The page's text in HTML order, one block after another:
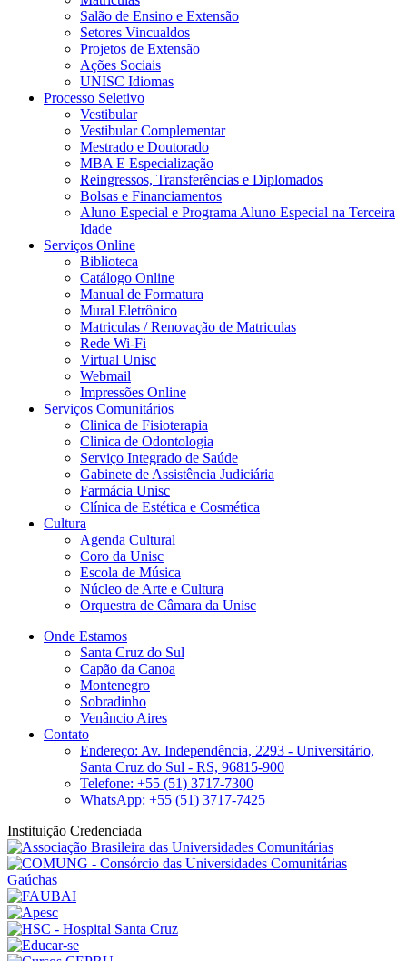
Salão de Ensino e Extensão
Setores Vincualdos
Projetos de Extensão
Ações Sociais
UNISC Idiomas
Processo Seletivo
Vestibular
Vestibular Complementar
Mestrado e Doutorado
MBA E Especialização
Reingressos, Transferências e Diplomados
Bolsas e Financiamentos
Aluno Especial e Programa Aluno Especial na Terceira
Idade
Serviços Online
Biblioteca
Catálogo Online
Manual de Formatura
Mural Eletrônico
Matriculas / Renovação de Matriculas
Rede Wi-Fi
Virtual Unisc
Webmail
Impressões Online
Serviços Comunitários
Clinica de Fisioterapia
Clinica de Odontologia
Serviço Integrado de Saúde
Gabinete de Assistência Judiciária
Farmácia Unisc
Clínica de Estética e Cosmética
Cultura
Agenda Cultural
Coro da Unisc
Escola de Música
Núcleo de Arte e Cultura
Orquestra de Câmara da Unisc
Onde Estamos
Santa Cruz do Sul
Capão da Canoa
Montenegro
Sobradinho
Venâncio Aires
Contato
Endereço: Av. Independência, 2293 - Universitário,
Santa Cruz do Sul - RS, 96815-900
Telefone: +55 (51) 3717-7300
WhatsApp: +55 (51) 3717-7425
Instituição Credenciada